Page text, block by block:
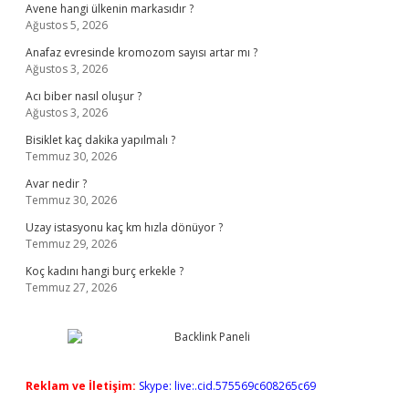
Avene hangi ülkenin markasıdır ?
Ağustos 5, 2026
Anafaz evresinde kromozom sayısı artar mı ?
Ağustos 3, 2026
Acı biber nasıl oluşur ?
Ağustos 3, 2026
Bisiklet kaç dakika yapılmalı ?
Temmuz 30, 2026
Avar nedir ?
Temmuz 30, 2026
Uzay istasyonu kaç km hızla dönüyor ?
Temmuz 29, 2026
Koç kadını hangi burç erkekle ?
Temmuz 27, 2026
Reklam ve İletişim: Skype: live:.cid.575569c608265c69